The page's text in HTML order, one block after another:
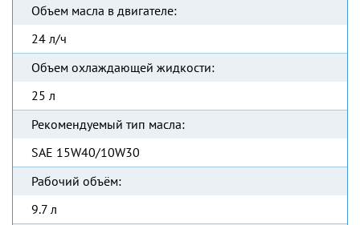
Объем масла в двигателе:
24 л/ч
Объем охлаждающей жидкости:
25 л
Рекомендуемый тип масла:
SAE 15W40/10W30
Рабочий объём:
9.7 л